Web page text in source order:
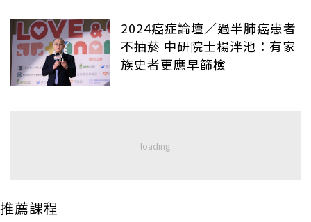
2024癌症論壇／過半肺癌患者
不抽菸 中研院士楊泮池：有家
族史者更應早篩檢
推薦課程